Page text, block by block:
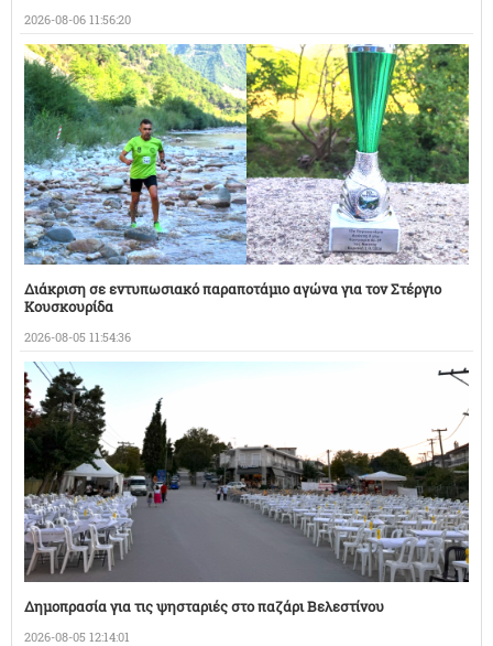
2026-08-06 11:56:20
Διάκριση σε εντυπωσιακό παραποτάμιο αγώνα για τον Στέργιο
Κουσκουρίδα
2026-08-05 11:54:36
Δημοπρασία για τις ψησταριές στο παζάρι Βελεστίνου
2026-08-05 12:14:01